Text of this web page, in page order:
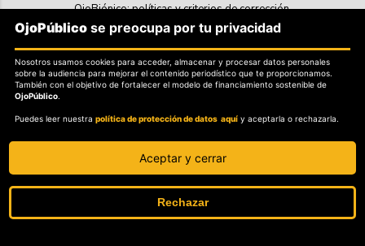
OjoBiónico: políticas y criterios de corrección.
Sobre libertad de información frente a pedidos de retiro de contenidos.
SOSTENIBILIDAD
La Tienda de OjoPúblico.
OjoLab.
OjoPúblico se preocupa por tu privacidad
Nosotros usamos cookies para acceder, almacenar y procesar datos personales
sobre la audiencia para mejorar el contenido periodístico que te proporcionamos.
También con el objetivo de fortalecer el modelo de financiamiento sostenible de
OjoPúblico.
Puedes leer nuestrapolítica de protección de datos aquí y aceptarla o rechazarla.
Aceptar y cerrar
Rechazar